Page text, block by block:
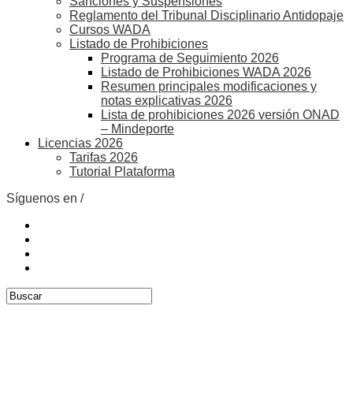
Reglamento del Tribunal Disciplinario Antidopaje
Cursos WADA
Listado de Prohibiciones
Programa de Seguimiento 2026
Listado de Prohibiciones WADA 2026
Resumen principales modificaciones y
notas explicativas 2026
Lista de prohibiciones 2026 versión ONAD
– Mindeporte
Licencias 2026
Tarifas 2026
Tutorial Plataforma
Síguenos en /